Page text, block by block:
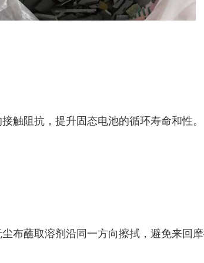
触阻抗，提升固态电池的循环寿命和性。
布蘸取溶剂沿同一方向擦拭，避免来回